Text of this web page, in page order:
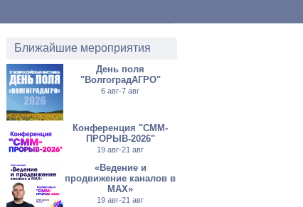
Ближайшие мероприятия
День поля
"ВолгоградАГРО"
6 авг-7 авг
Конференция "СММ-
ПРОРЫВ-2026"
19 авг-21 авг
«Ведение и
продвижение каналов в
МАХ»
19 авг-21 авг